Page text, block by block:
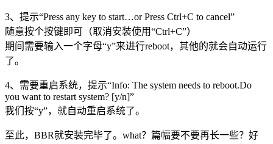
3、提示“Press any key to start…or Press Ctrl+C to cancel”
随意按个按键即可（取消安装使用“Ctrl+C”）
期间需要输入一个字母“y”来进行reboot，其他的就会自动运行
了。
4、需要重启系统，提示“Info: The system needs to reboot.Do
you want to restart system? [y/n]”
我们按“y”，就自动重启系统了。
至此，BBR就安装完毕了。what？篇幅要不要再长一些？好